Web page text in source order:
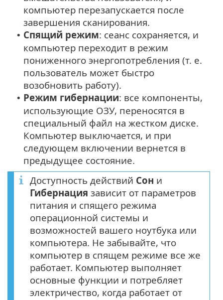
компьютер перезапускается после
завершения сканирования.
• Спящий режим: сеанс сохраняется, и
компьютер переходит в режим
пониженного энергопотребления (т. е.
пользователь может быстро
возобновить работу).
• Режим гибернации: все компоненты,
использующие ОЗУ, переносятся в
специальный файл на жестком диске.
Компьютер выключается, и при
следующем включении вернется в
предыдущее состояние.
Доступность действий Сон и
Гибернация зависит от параметров
питания и спящего режима
операционной системы и
возможностей вашего ноутбука или
компьютера. Не забывайте, что
компьютер в спящем режиме все же
работает. Компьютер выполняет
основные функции и потребляет
электричество, когда работает от